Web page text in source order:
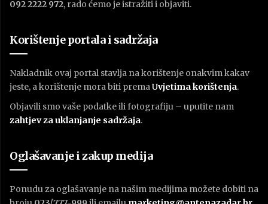
092 2222 972, rado ćemo je istražiti i objaviti.
Korištenje portala i sadržaja
Nakladnik ovaj portal stavlja na korištenje onakvim kakav
jeste, a korištenje mora biti premaUvjetima korištenja.
Objavili smo vaše podatke ili fotografiju – uputite nam
zahtjev za uklanjanje sadržaja.
Oglašavanje i zakup medija
Ponudu za oglašavanje na našim medijima možete dobiti na